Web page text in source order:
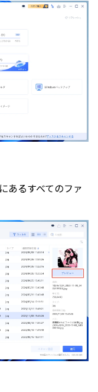
あるすべてのファ